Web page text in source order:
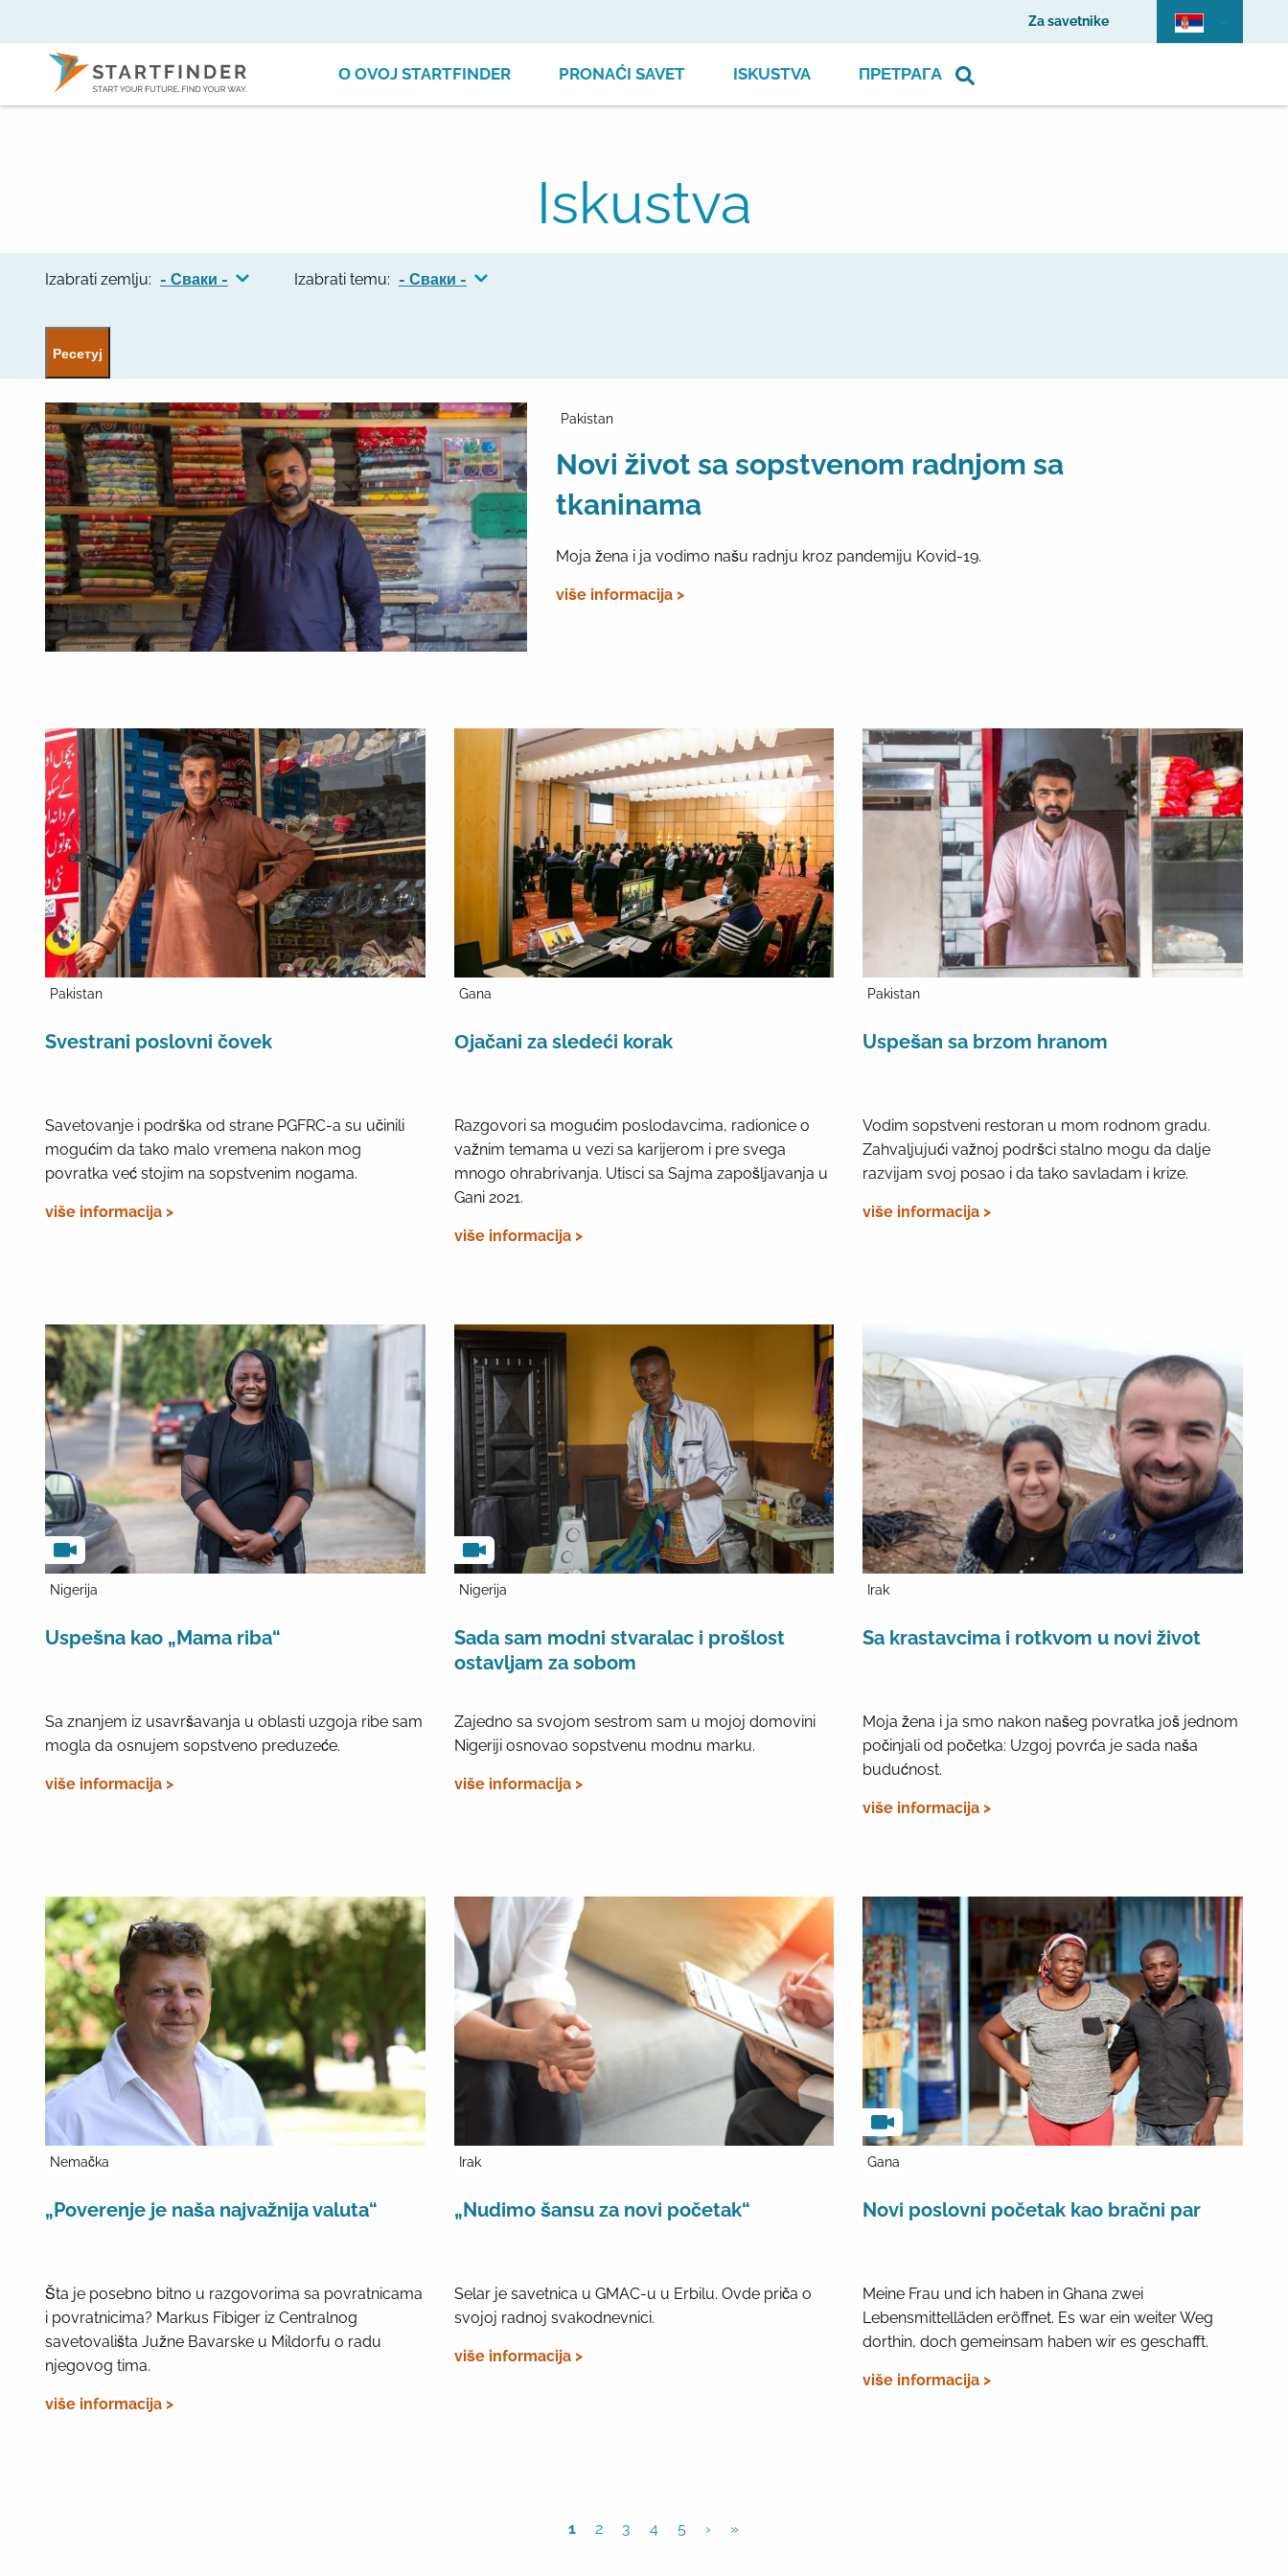
Za savetnike
О OVOJ STARTFINDER PRONAĆI SAVET ISKUSTVA ПРЕТРАГА
Iskustva
Izabrati zemlju: - Сваки - Izabrati temu: - Сваки -
Pakistan
Novi život sa sopstvenom radnjom sa
tkaninama
Moja žena i ja vodimo našu radnju kroz pandemiju Kovid-19.
više informacija >
Pakistan
Svestrani poslovni čovek
Savetovanje i podrška od strane PGFRC-a su učinili
mogućim da tako malo vremena nakon mog
povratka već stojim na sopstvenim nogama.
više informacija >
Gana
Оjačani za sledeći korak
Razgovori sa mogućim poslodavcima, radionice o
važnim temama u vezi sa karijerom i pre svega
mnogo ohrabrivanja. Utisci sa Sajma zapošljavanja u
Gani 2021.
više informacija >
Pakistan
Uspešan sa brzom hranom
Vodim sopstveni restoran u mom rodnom gradu.
Zahvaljujući važnoj podršci stalno mogu da dalje
razvijam svoj posao i da tako savladam i krize.
više informacija >
Nigerija
Uspešna kao „Mama riba“
Sa znanjem iz usavršavanja u oblasti uzgoja ribe sam
mogla da osnujem sopstveno preduzeće.
više informacija >
Nigerija
Sada sam modni stvaralac i prošlost
ostavljam za sobom
Zajedno sa svojom sestrom sam u mojoj domovini
Nigeriji osnovao sopstvenu modnu marku.
više informacija >
Irak
Sa krastavcima i rotkvom u novi život
Moja žena i ja smo nakon našeg povratka još jednom
počinjali od početka: Uzgoj povrća je sada naša
budućnost.
više informacija >
Nemačka
„Poverenje je naša najvažnija valuta“
Šta je posebno bitno u razgovorima sa povratnicama
i povratnicima? Markus Fibiger iz Centralnog
savetovališta Južne Bavarske u Mildorfu o radu
njegovog tima.
više informacija >
Irak
„Nudimo šansu za novi početak“
Selar je savetnica u GMAC-u u Erbilu. Ovde priča o
svojoj radnoj svakodnevnici.
više informacija >
Gana
Novi poslovni početak kao bračni par
Meine Frau und ich haben in Ghana zwei
Lebensmittelläden eröffnet. Es war ein weiter Weg
dorthin, doch gemeinsam haben wir es geschafft.
više informacija >
1 2 3 4 5 › »